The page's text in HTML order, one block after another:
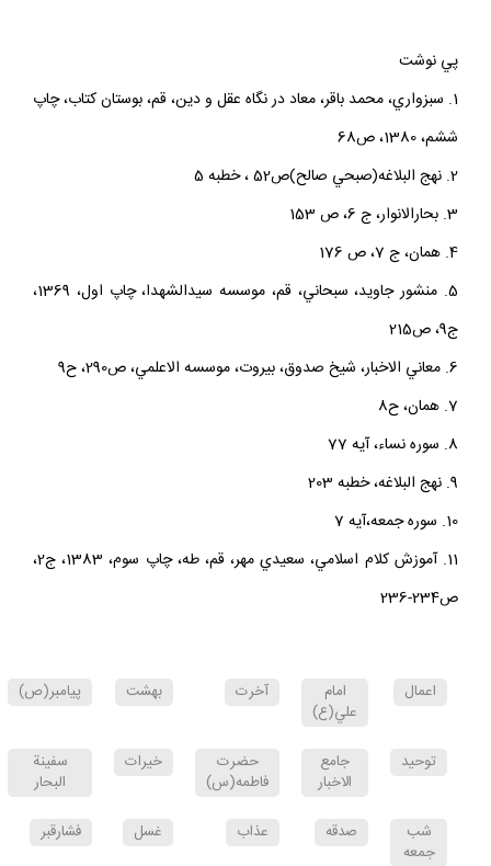
پي نوشت
1. سبزواري، محمد باقر، معاد در نگاه عقل و دين، قم، بوستان كتاب، چاپ
ششم، 1380، ص68
2. نهج البلاغه(صبحي صالح)ص52 ، خطبه 5
3. بحارالانوار، ج 6، ص 153
4. همان، ج 7، ص 176
5. منشور جاويد، سبحاني، قم، موسسه سيدالشهدا، چاپ اول، 1369،
ج9، ص215
6. معاني الاخبار، شيخ صدوق، بيروت، موسسه الاعلمي، ص290، ح9
7. همان، ح8
8. سوره نساء، آيه 77
9. نهج البلاغه، خطبه 203
10. سوره جمعه،آيه 7
11. آموزش كلام اسلامي، سعيدي مهر، قم، طه، چاپ سوم، 1383، ج2،
ص234-236
اعمال
امام
علي(ع)
آخرت بهشت پيامبر(ص)
توحيد
جامع
الاخبار
حضرت
فاطمه(س)
خيرات
سفينة
البحار
شب
جمعه
صدقه عذاب غسل فشارقبر